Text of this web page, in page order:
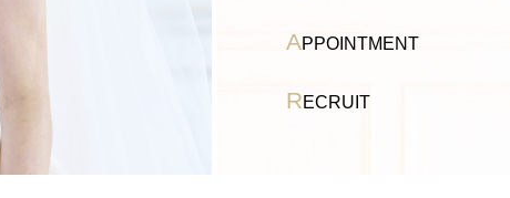
APPOINTMENT
RECRUIT